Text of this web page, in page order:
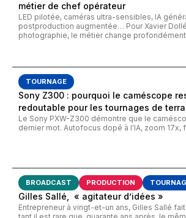
métier de chef opérateur
LED pilotée, caméras ultra-sensibles, IA
postproduction augmentée… Pour Xavier
photographie, le métier change profondément
TOURNAGE
Sony Z300 : pourquoi le caméscope
redoutable pour les tournages de
Le Sony PXW-Z300 démontre que le
dernier mot. Autofocus dopé à l'IA, zoom 17x,
BROADCAST PRODUCTION
Gilles Sallé, « agitateur d’idées »
Entrepreneur à vingt-et-un ans, Gilles Sallé